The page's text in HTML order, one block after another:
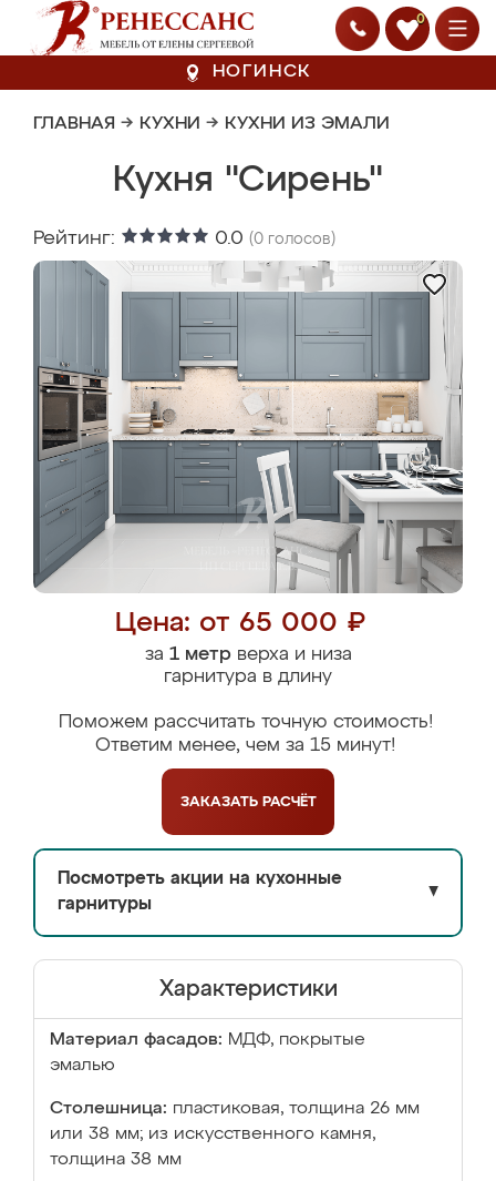
0
НОГИНСК
ГЛАВНАЯ → КУХНИ → КУХНИ ИЗ ЭМАЛИ
Кухня "Сирень"
Рейтинг: 0.0 (0 голосов)
Цена: от 65 000 ₽
за 1 метрверха и низа
гарнитура в длину
Поможем рассчитать точную стоимость!
Ответим менее, чем за 15 минут!
ЗАКАЗАТЬ РАСЧЁТ
Посмотреть акции на кухонные
гарнитуры
▼
Характеристики
Материал фасадов: МДФ, покрытые
эмалью
Столешница: пластиковая, толщина 26 мм
или 38 мм; из искусственного камня,
толщина 38 мм